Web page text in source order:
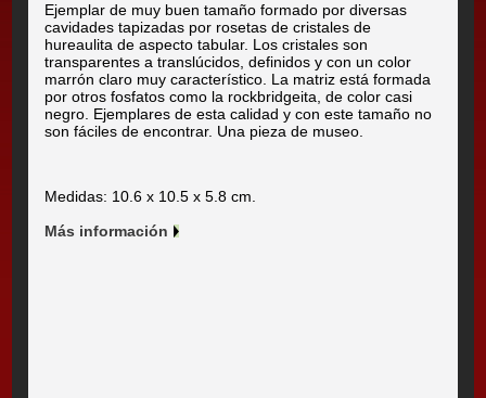
Ejemplar de muy buen tamaño formado por diversas
cavidades tapizadas por rosetas de cristales de
hureaulita de aspecto tabular. Los cristales son
transparentes a translúcidos, definidos y con un color
marrón claro muy característico. La matriz está formada
por otros fosfatos como la rockbridgeita, de color casi
negro. Ejemplares de esta calidad y con este tamaño no
son fáciles de encontrar. Una pieza de museo.
Medidas: 10.6 x 10.5 x 5.8 cm.
Más información